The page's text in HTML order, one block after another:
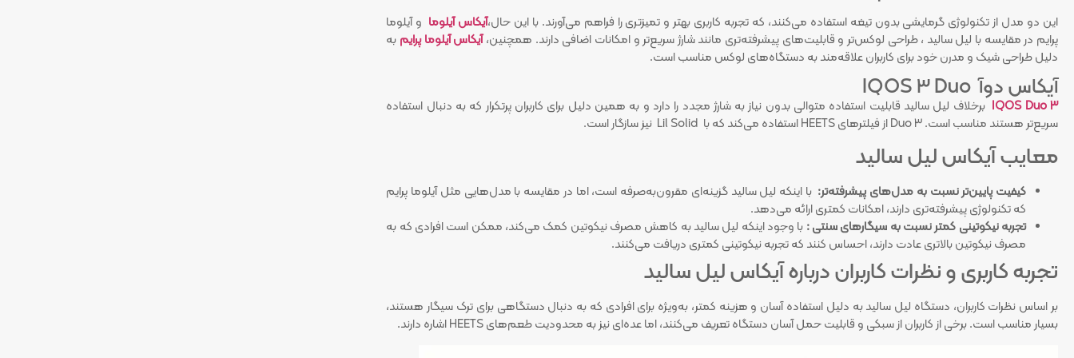
این دو مدل از تکنولوژی گرمایشی بدون تیغه استفاده می‌کنند، که تجربه کاربری بهتر و تمیزتری را فراهم می‌آورند. با این حال،آیکاس آیلوما و آیلوما
پرایم در مقایسه با لیل سالید ، طراحی لوکس‌تر و قابلیت‌های پیشرفته‌تری مانند شارژ سریع‌تر و امکانات اضافی دارند. همچنین،آیکاس آیلوما پرایم به
دلیل طراحی شیک و مدرن خود برای کاربران علاقه‌مند به دستگاه‌های لوکس مناسب است.
آیکاس دوآ IQOS 3 Duo
IQOS Duo 3 برخلاف لیل سالید قابلیت استفاده متوالی بدون نیاز به شارژ مجدد را دارد و به همین دلیل برای کاربران پرتکرار که به دنبال استفاده
سریع‌تر هستند مناسب است. Duo 3 از فیلترهای HEETS استفاده می‌کند که با Lil Solid نیز سازگار است.
معایب آیکاس لیل سالید
کیفیت پایین‌تر نسبت به مدل‌های پیشرفته‌تر: با اینکه لیل سالید گزینه‌ای مقرون‌به‌صرفه است، اما در مقایسه با مدل‌هایی مثل آیلوما پرایم
که تکنولوژی پیشرفته‌تری دارند، امکانات کمتری ارائه می‌دهد.
تجربه نیکوتینی کمتر نسبت به سیگارهای سنتی : با وجود اینکه لیل سالید به کاهش مصرف نیکوتین کمک می‌کند، ممکن است افرادی که به
مصرف نیکوتین بالاتری عادت دارند، احساس کنند که تجربه نیکوتینی کمتری دریافت می‌کنند.
تجربه کاربری و نظرات کاربران درباره آیکاس لیل سالید
بر اساس نظرات کاربران، دستگاه لیل سالید به دلیل استفاده آسان و هزینه کمتر، به‌ویژه برای افرادی که به دنبال دستگاهی برای ترک سیگار هستند،
بسیار مناسب است. برخی از کاربران از سبکی و قابلیت حمل آسان دستگاه تعریف می‌کنند، اما عده‌ای نیز به محدودیت طعم‌های HEETS اشاره دارند.